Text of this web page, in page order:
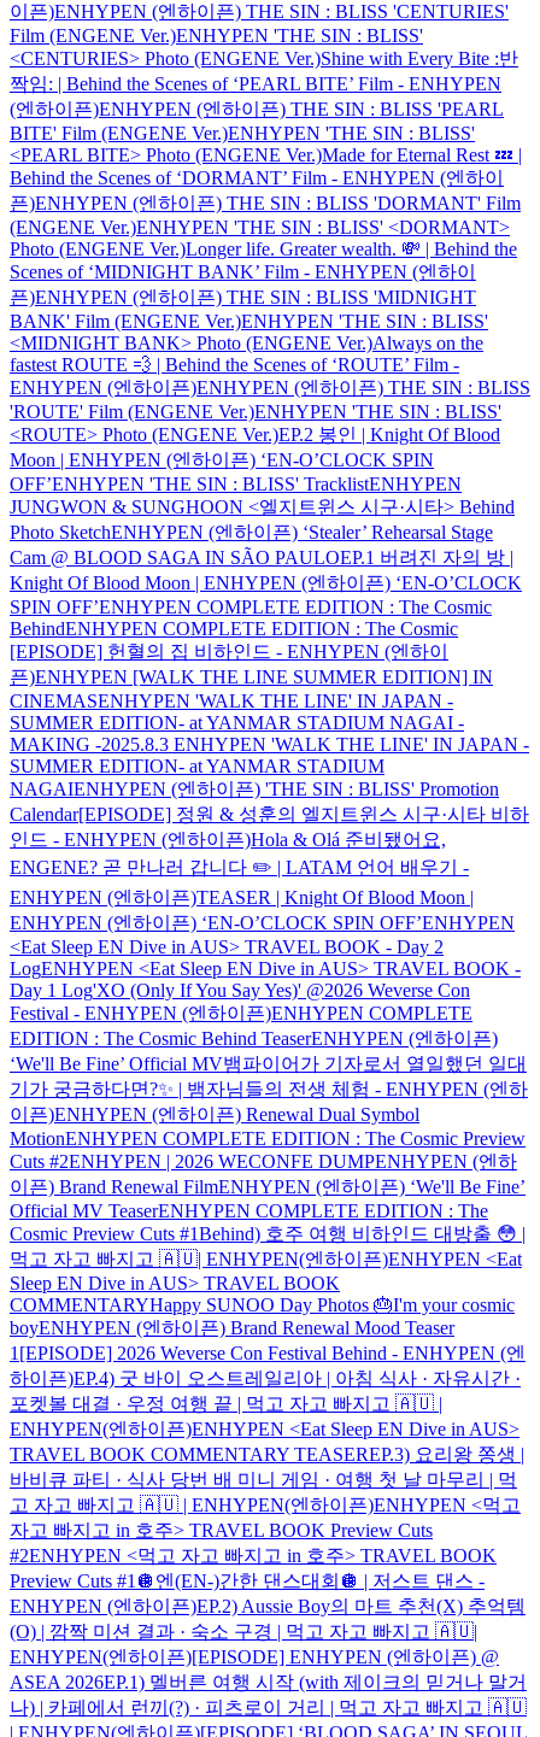
이픈)ENHYPEN (엔하이픈) THE SIN : BLISS 'CENTURIES'
Film (ENGENE Ver.)ENHYPEN 'THE SIN : BLISS'
<CENTURIES> Photo (ENGENE Ver.)Shine with Every Bite :반
짝임: | Behind the Scenes of ‘PEARL BITE’ Film - ENHYPEN
(엔하이픈)ENHYPEN (엔하이픈) THE SIN : BLISS 'PEARL
BITE' Film (ENGENE Ver.)ENHYPEN 'THE SIN : BLISS'
<PEARL BITE> Photo (ENGENE Ver.)Made for Eternal Rest 💤 |
Behind the Scenes of ‘DORMANT’ Film - ENHYPEN (엔하이
픈)ENHYPEN (엔하이픈) THE SIN : BLISS 'DORMANT' Film
(ENGENE Ver.)ENHYPEN 'THE SIN : BLISS' <DORMANT>
Photo (ENGENE Ver.)Longer life. Greater wealth. 💸 | Behind the
Scenes of ‘MIDNIGHT BANK’ Film - ENHYPEN (엔하이
픈)ENHYPEN (엔하이픈) THE SIN : BLISS 'MIDNIGHT
BANK' Film (ENGENE Ver.)ENHYPEN 'THE SIN : BLISS'
<MIDNIGHT BANK> Photo (ENGENE Ver.)Always on the
fastest ROUTE 💨 | Behind the Scenes of ‘ROUTE’ Film -
ENHYPEN (엔하이픈)ENHYPEN (엔하이픈) THE SIN : BLISS
'ROUTE' Film (ENGENE Ver.)ENHYPEN 'THE SIN : BLISS'
<ROUTE> Photo (ENGENE Ver.)EP.2 봉인 | Knight Of Blood
Moon | ENHYPEN (엔하이픈) ‘EN-O’CLOCK SPIN
OFF’ENHYPEN 'THE SIN : BLISS' TracklistENHYPEN
JUNGWON & SUNGHOON <엘지트윈스 시구·시타> Behind
Photo SketchENHYPEN (엔하이픈) ‘Stealer’ Rehearsal Stage
Cam @ BLOOD SAGA IN SÃO PAULOEP.1 버려진 자의 방 |
Knight Of Blood Moon | ENHYPEN (엔하이픈) ‘EN-O’CLOCK
SPIN OFF’ENHYPEN COMPLETE EDITION : The Cosmic
BehindENHYPEN COMPLETE EDITION : The Cosmic
[EPISODE] 헌혈의 집 비하인드 - ENHYPEN (엔하이
픈)ENHYPEN [WALK THE LINE SUMMER EDITION] IN
CINEMASENHYPEN 'WALK THE LINE' IN JAPAN -
SUMMER EDITION- at YANMAR STADIUM NAGAI -
MAKING -2025.8.3 ENHYPEN 'WALK THE LINE' IN JAPAN -
SUMMER EDITION- at YANMAR STADIUM
NAGAIENHYPEN (엔하이픈) 'THE SIN : BLISS' Promotion
Calendar[EPISODE] 정원 & 성훈의 엘지트윈스 시구·시타 비하
인드 - ENHYPEN (엔하이픈)Hola & Olá 준비됐어요,
ENGENE? 곧 만나러 갑니다 ✏️ | LATAM 언어 배우기 -
ENHYPEN (엔하이픈)TEASER | Knight Of Blood Moon |
ENHYPEN (엔하이픈) ‘EN-O’CLOCK SPIN OFF’ENHYPEN
<Eat Sleep EN Dive in AUS> TRAVEL BOOK - Day 2
LogENHYPEN <Eat Sleep EN Dive in AUS> TRAVEL BOOK -
Day 1 Log'XO (Only If You Say Yes)' @2026 Weverse Con
Festival - ENHYPEN (엔하이픈)ENHYPEN COMPLETE
EDITION : The Cosmic Behind TeaserENHYPEN (엔하이픈)
‘We'll Be Fine’ Official MV뱀파이어가 기자로서 열일했던 일대
기가 궁금하다면?✨ | 뱀자님들의 전생 체험 - ENHYPEN (엔하
이픈)ENHYPEN (엔하이픈) Renewal Dual Symbol
MotionENHYPEN COMPLETE EDITION : The Cosmic Preview
Cuts #2ENHYPEN | 2026 WECONFE DUMPENHYPEN (엔하
이픈) Brand Renewal FilmENHYPEN (엔하이픈) ‘We'll Be Fine’
Official MV TeaserENHYPEN COMPLETE EDITION : The
Cosmic Preview Cuts #1Behind) 호주 여행 비하인드 대방출 😳 |
먹고 자고 빠지고 🇦🇺| ENHYPEN(엔하이픈)ENHYPEN <Eat
Sleep EN Dive in AUS> TRAVEL BOOK
COMMENTARYHappy SUNOO Day Photos 🎂I'm your cosmic
boyENHYPEN (엔하이픈) Brand Renewal Mood Teaser
1 [EPISODE] 2026 Weverse Con Festival Behind - ENHYPEN (엔
하이픈)EP.4) 굿 바이 오스트레일리아 | 아침 식사 · 자유시간 ·
포켓볼 대결 · 우정 여행 끝 | 먹고 자고 빠지고 🇦🇺 |
ENHYPEN(엔하이픈)ENHYPEN <Eat Sleep EN Dive in AUS>
TRAVEL BOOK COMMENTARY TEASEREP.3) 요리왕 쫑생 |
바비큐 파티 · 식사 당번 배 미니 게임 · 여행 첫 날 마무리 | 먹
고 자고 빠지고 🇦🇺 | ENHYPEN(엔하이픈)ENHYPEN <먹고
자고 빠지고 in 호주> TRAVEL BOOK Preview Cuts
#2ENHYPEN <먹고 자고 빠지고 in 호주> TRAVEL BOOK
Preview Cuts #1 🪩엔(EN-)간한 댄스대회🪩 | 저스트 댄스 -
ENHYPEN (엔하이픈)EP.2) Aussie Boy의 마트 추천(X) 추억템
(O) | 깜짝 미션 결과 · 숙소 구경 | 먹고 자고 빠지고 🇦🇺|
ENHYPEN(엔하이픈)[EPISODE] ENHYPEN (엔하이픈) @
ASEA 2026EP.1) 멜버른 여행 시작 (with 제이크의 믿거나 말거
나) | 카페에서 런끼(?) · 피츠로이 거리 | 먹고 자고 빠지고 🇦🇺
| ENHYPEN(엔하이픈)[EPISODE] ‘BLOOD SAGA’ IN SEOUL